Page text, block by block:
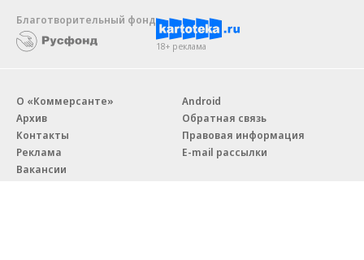
Благотворительный фонд
18+ реклама
О «Коммерсанте»
Архив
Контакты
Реклама
Вакансии
Android
Обратная связь
Правовая информация
E-mail рассылки